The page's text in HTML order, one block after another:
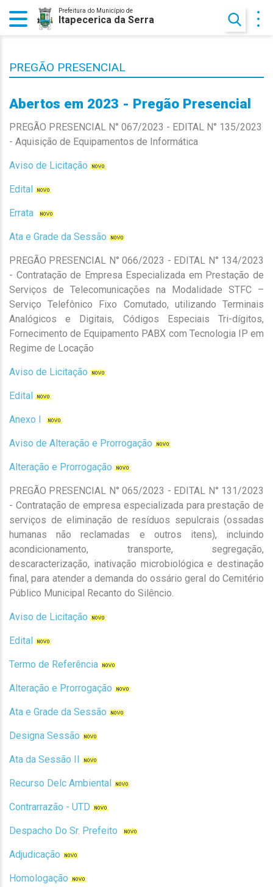
Prefeitura do Município de
Itapecerica da Serra
PREGÃO PRESENCIAL
Abertos em 2023 - Pregão Presencial
PREGÃO PRESENCIAL N° 067/2023 - EDITAL N° 135/2023
- Aquisição de Equipamentos de Informática
Aviso de Licitação
Edital
Errata
Ata e Grade da Sessão
PREGÃO PRESENCIAL N° 066/2023 - EDITAL N° 134/2023
- Contratação de Empresa Especializada em Prestação de
Serviços de Telecomunicações na Modalidade STFC –
Serviço Telefônico Fixo Comutado, utilizando Terminais
Analógicos e Digitais, Códigos Especiais Tri-dígitos,
Fornecimento de Equipamento PABX com Tecnologia IP em
Regime de Locação
Aviso de Licitação
Edital
Anexo I
Aviso de Alteração e Prorrogação
Alteração e Prorrogação
PREGÃO PRESENCIAL N° 065/2023 - EDITAL N° 131/2023
- Contratação de empresa especializada para prestação de
serviços de eliminação de resíduos sepulcrais (ossadas
humanas não reclamadas e outros itens), incluindo
acondicionamento, transporte, segregação,
descaracterização, inativação microbiológica e destinação
final, para atender a demanda do ossário geral do Cemitério
Público Municipal Recanto do Silêncio.
Aviso de Licitação
Edital
Termo de Referência
Alteração e Prorrogação
Ata e Grade da Sessão
Designa Sessão
Ata da Sessão II
Recurso Delc Ambiental
Contrarrazão - UTD
Despacho Do Sr. Prefeito
Adjudicação
Homologação